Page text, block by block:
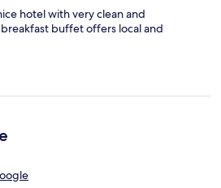
hotel with very clean and
buffet offers local and